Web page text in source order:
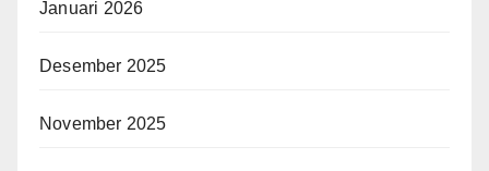
Januari 2026
Desember 2025
November 2025